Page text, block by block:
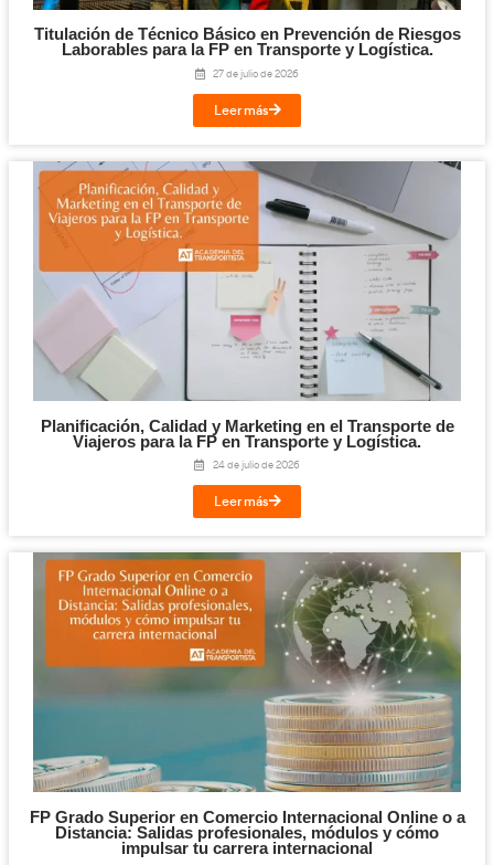
Limitaciones geográficas: Este modelo funciona
mercados locales o regionales. Puede ser menos
mercados más grandes o internacionales.
Costos de transporte
dependiendo de la distancia entre el almacén central
Modelo E: Planta de Distribución
El modelo deplanta de distribución se basa en un centro
pedidos de múltiples proveedores y distribuye
los puntos de venta o clientes. Este modelo se utiliza
empresas que requieren una distribución puntual, como
editoriales, empresas de paquetería express y operadores
Ventajas:
Agilidad en la distribución: Los productos se
distribuyen rápidamente, lo que mejora la capacidad
Valor añadido para el cliente: Servicios como
consolidación y manipulación especial se ofrecen
Eficiencia en la gestión de pedidos: La planta de
permite una organización más eficiente de los
el proceso de entrega.
Dependencia de proveedores: Este modelo
relación con los proveedores para asegurar que los
a la planta de distribución a tiempo.
Complejidad operativa : Manejar una planta de
eficazmente puede ser complejo, especialmente
manipulación de productos de diversas categorías o